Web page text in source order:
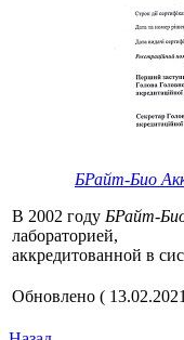
БРайт-Био
В 2002 году БРайт-
лабораторией,
аккредитованной в
Обновлено (